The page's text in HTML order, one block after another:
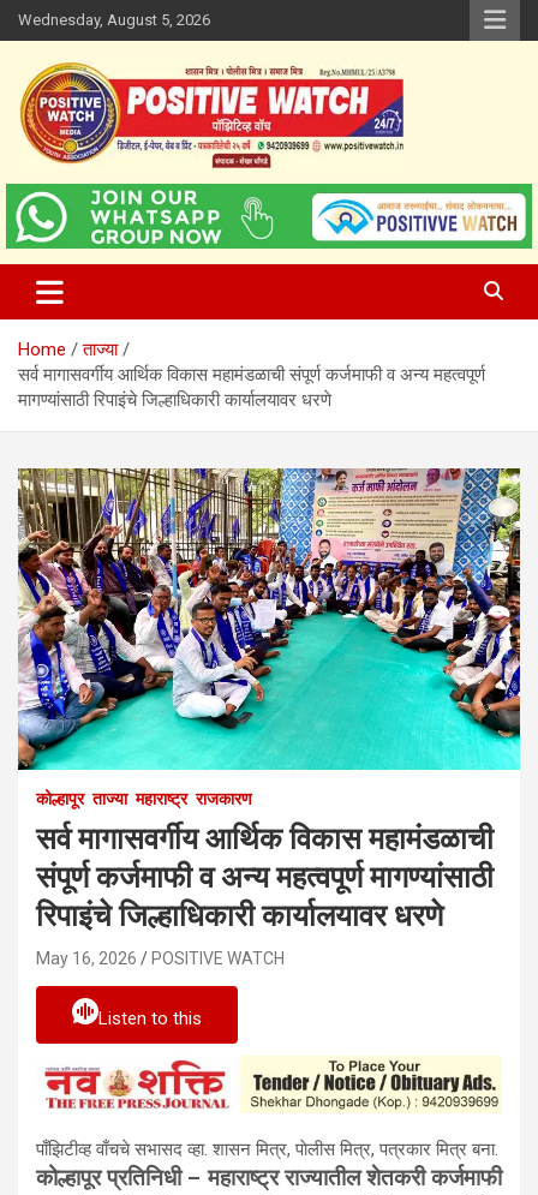
Skip
to
content
Wednesday, August 5, 2026
Positive Watch
www.positivewatch.in
Home
ताज्या
सर्व मागासवर्गीय आर्थिक विकास महामंडळाची संपूर्ण कर्जमाफी व अन्य महत्वपूर्ण
मागण्यांसाठी रिपाइंचे जिल्हाधिकारी कार्यालयावर धरणे
कोल्हापूर ताज्या महाराष्ट्र राजकारण
सर्व मागासवर्गीय आर्थिक विकास महामंडळाची
संपूर्ण कर्जमाफी व अन्य महत्वपूर्ण मागण्यांसाठी
रिपाइंचे जिल्हाधिकारी कार्यालयावर धरणे
May 16, 2026 POSITIVE WATCH
Listen to this
पाँझिटीव्ह वाँचचे सभासद व्हा. शासन मित्र, पाेलीस मित्र, पत्रकार मित्र बना.
कोल्हापूर प्रतिनिधी – महाराष्ट्र राज्यातील शेतकरी कर्जमाफी